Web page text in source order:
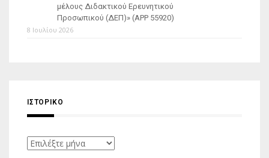
μέλους Διδακτικού Ερευνητικού
Προσωπικού (ΔΕΠ)» (APP 55920)
8 Ιουλίου 2026
ΙΣΤΟΡΙΚΌ
Ιστορικό